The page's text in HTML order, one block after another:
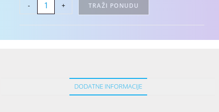
- + TRAŽI PONUDU
DODATNE INFORMACIJE